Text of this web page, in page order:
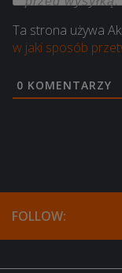
Ta strona używa
w jaki sposób
0 KOMENTARZY
FOLLOW: